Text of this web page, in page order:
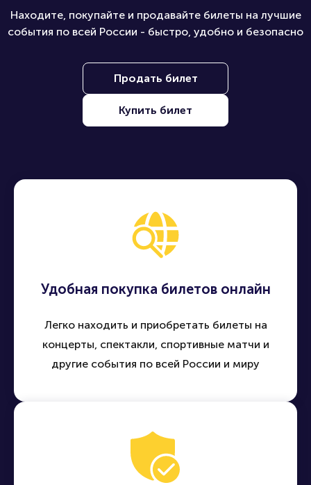
Находите, покупайте и продавайте билеты на лучшие
события по всей России - быстро, удобно и безопасно
Продать билет
Купить билет
Удобная покупка билетов онлайн
Легко находить и приобретать билеты на
концерты, спектакли, спортивные матчи и
другие события по всей России и миру